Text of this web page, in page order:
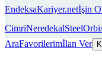
EndeksaKariyer.netİşin
CimriNeredekal
AraFavorilerimİlan Ver